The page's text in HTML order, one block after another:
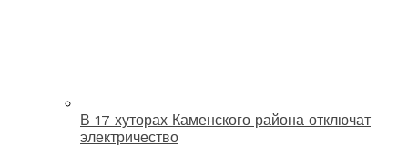
В 17 хуторах Каменского района отключат
электричество